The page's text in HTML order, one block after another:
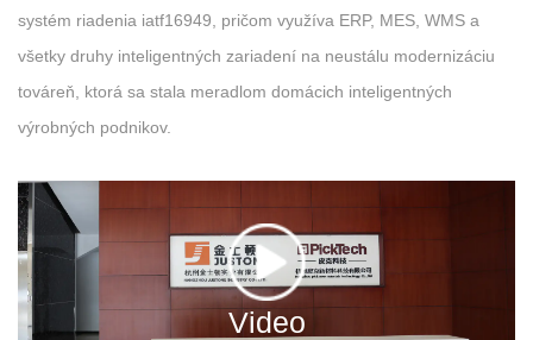
systém riadenia iatf16949, pričom využíva ERP, MES, WMS a
všetky druhy inteligentných zariadení na neustálu modernizáciu
továreň, ktorá sa stala meradlom domácich inteligentných
výrobných podnikov.
Video